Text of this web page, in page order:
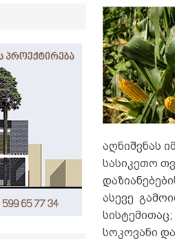
აღნიშვნას
სასიკეთო
ასევე
სოკოვანი